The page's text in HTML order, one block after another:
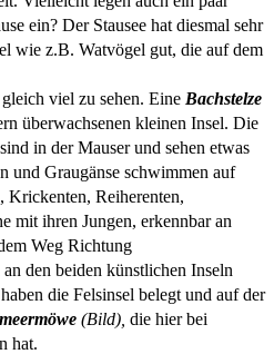
ein? Der Stausee hat diesmal sehr
wie z.B. Watvögel gut, die auf dem
viel zu sehen. Eine Bachstelze
überwachsenen kleinen Insel. Die
sind in der Mauser und sehen etwas
und Graugänse schwimmen auf
Krickenten, Reiherenten,
mit ihren Jungen, erkennbar an
Weg Richtung
den beiden künstlichen Inseln
haben die Felsinsel belegt und auf der
(Bild), die hier bei
hat.